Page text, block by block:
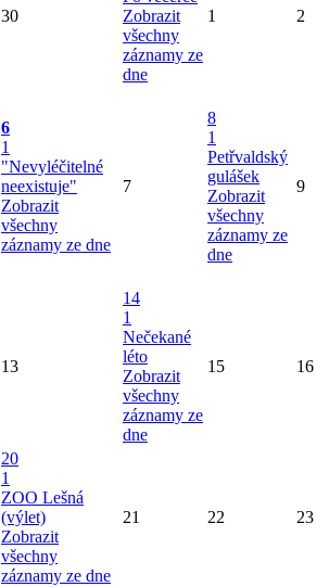
30
Zobrazit
všechny
záznamy ze
dne
1 2
6
1
"Nevyléčitelné
neexistuje"
Zobrazit
všechny
záznamy ze dne
7
8
1
Petřvaldský
gulášek
Zobrazit
všechny
záznamy ze
dne
9
13
14
1
Nečekané
léto
Zobrazit
všechny
záznamy ze
dne
15 16
20
1
ZOO Lešná
(výlet)
Zobrazit
všechny
záznamy ze dne
21 22 23